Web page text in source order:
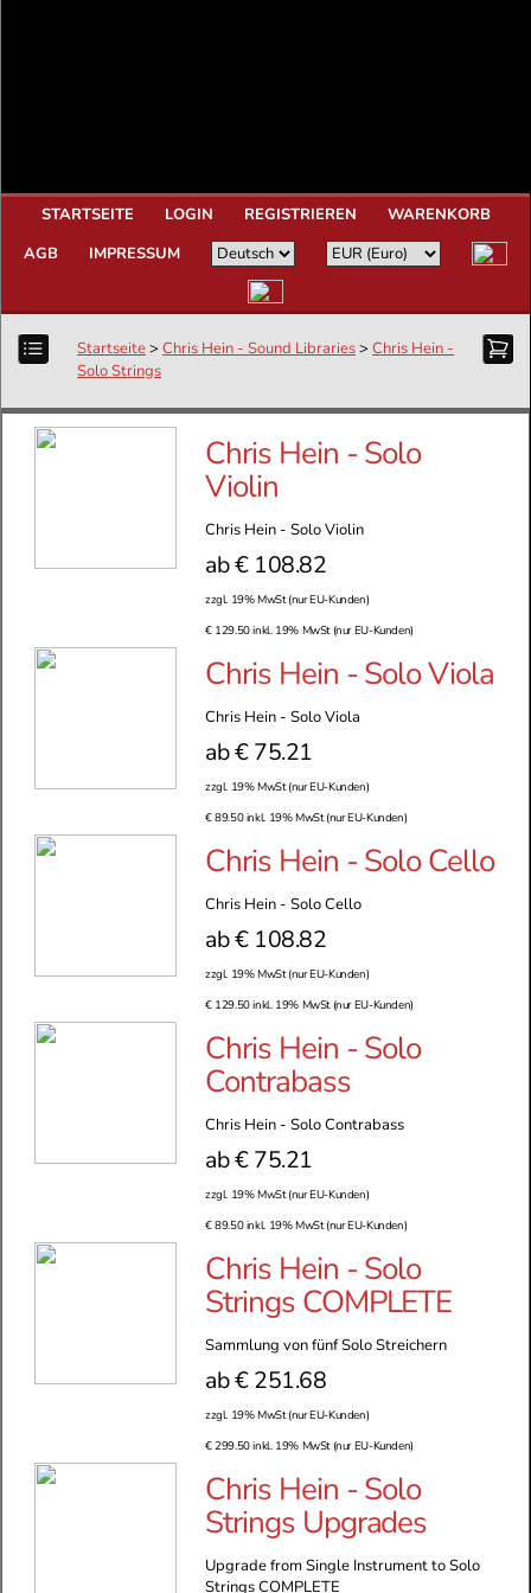
STARTSEITE LOGIN REGISTRIEREN
WARENKORB
AGB
IMPRESSUM
Startseite> Chris Hein - Sound Libraries> Chris Hein -
Solo Strings
Chris Hein - Solo
Violin
Chris Hein - Solo Violin
ab € 108.82
zzgl. 19% MwSt (nur EU-Kunden)
€ 129.50 inkl. 19% MwSt (nur EU-Kunden)
Chris Hein - Solo Viola
Chris Hein - Solo Viola
ab € 75.21
zzgl. 19% MwSt (nur EU-Kunden)
€ 89.50 inkl. 19% MwSt (nur EU-Kunden)
Chris Hein - Solo Cello
Chris Hein - Solo Cello
ab € 108.82
zzgl. 19% MwSt (nur EU-Kunden)
€ 129.50 inkl. 19% MwSt (nur EU-Kunden)
Chris Hein - Solo
Contrabass
Chris Hein - Solo Contrabass
ab € 75.21
zzgl. 19% MwSt (nur EU-Kunden)
€ 89.50 inkl. 19% MwSt (nur EU-Kunden)
Chris Hein - Solo
Strings COMPLETE
Sammlung von fünf Solo Streichern
ab € 251.68
zzgl. 19% MwSt (nur EU-Kunden)
€ 299.50 inkl. 19% MwSt (nur EU-Kunden)
Chris Hein - Solo
Strings Upgrades
Upgrade from Single Instrument to Solo
Strings COMPLETE